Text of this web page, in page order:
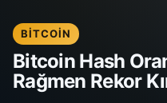
BITCOIN
Bitcoin Hash
Rağmen Rekor